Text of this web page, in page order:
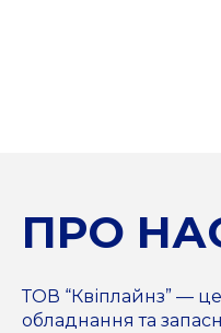
ПРО
ТОВ “Квіплайнз” —
обладнання та